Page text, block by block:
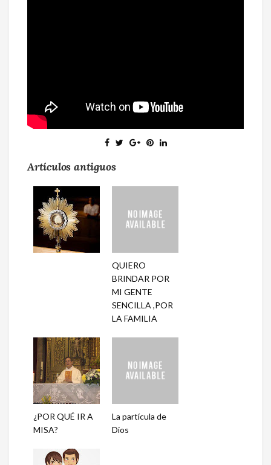
Artículos antiguos
QUIERO
BRINDAR POR
MI GENTE
SENCILLA ,POR
LA FAMILIA
¿POR QUÉ IR A
MISA?
La partícula de
Dios